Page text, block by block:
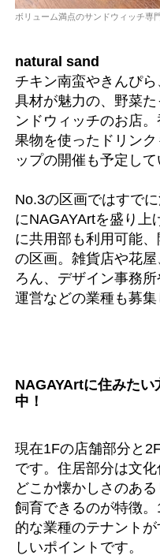
ボリューム満点のサンドウィッチ専
natural sand
チキン南蛮やきんぴ
具材が魅力の、野菜
ンドウィッチのお店
果物を使ったドリン
ップの開催も予定して
No.3の区画ではすで
にNAGAYArtを盛り上
に共用部も利用可能
の区画。雑貨店や花
ろん、デザイン事務
運営などの業種も募集
NAGAYArtに住みた
中！
現在1Fの店舗部分と
です。住居部分は文
どこか懐かしさのあ
飼育できるのが特徴
的な業種のテナント
しいポイントです。